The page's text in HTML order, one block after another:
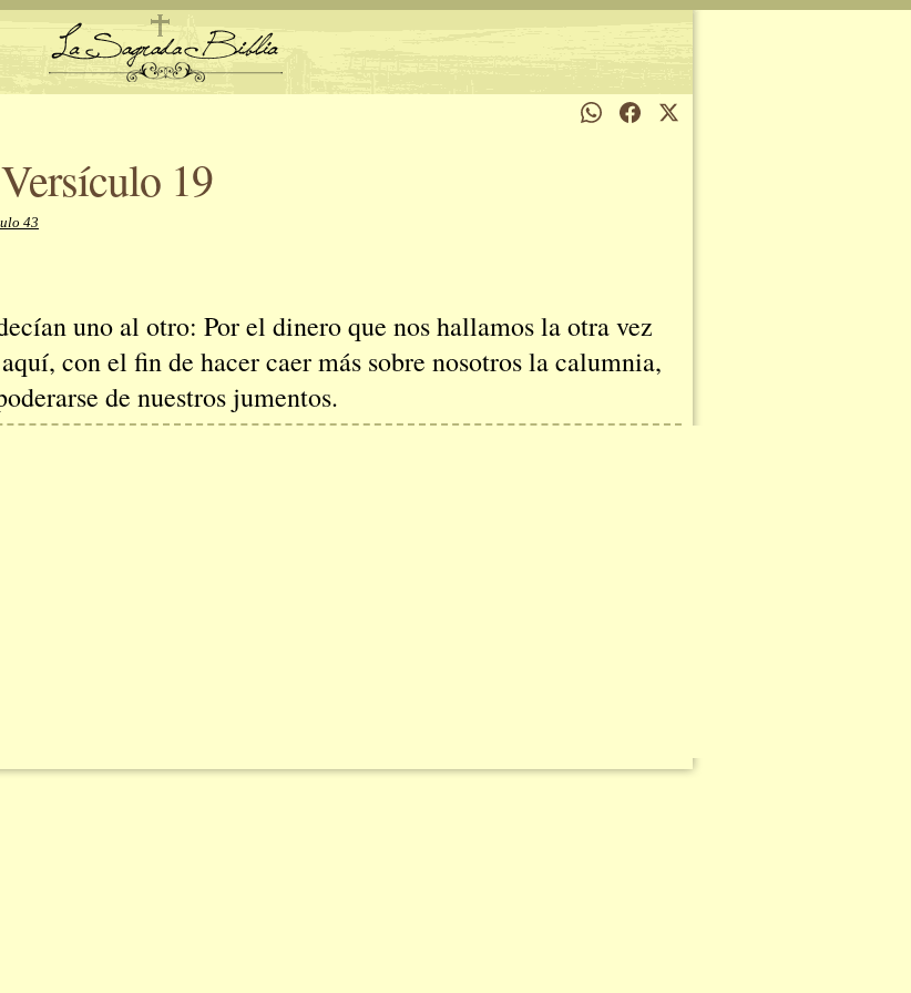
19
43
uno al otro: Por el dinero que nos hallamos la otra vez
con el fin de hacer caer más sobre nosotros la calumnia,
de nuestros jumentos.